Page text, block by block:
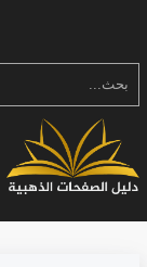
بحث...